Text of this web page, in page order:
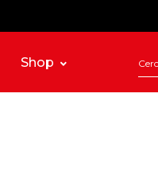
Shop